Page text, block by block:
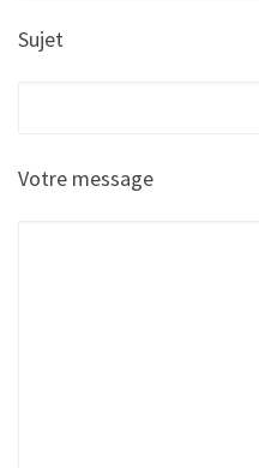
Sujet
Votre message